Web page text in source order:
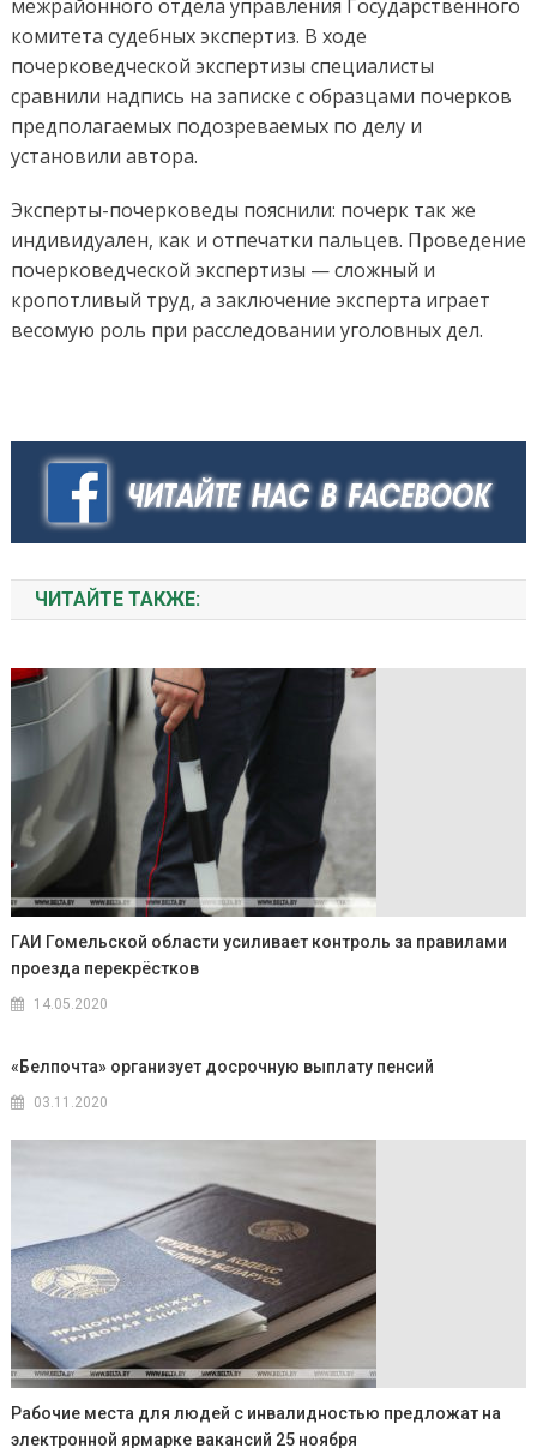
межрайонного отдела управления Государственного
комитета судебных экспертиз. В ходе
почерковедческой экспертизы специалисты
сравнили надпись на записке с образцами почерков
предполагаемых подозреваемых по делу и
установили автора.
Эксперты-почерковеды пояснили: почерк так же
индивидуален, как и отпечатки пальцев. Проведение
почерковедческой экспертизы — сложный и
кропотливый труд, а заключение эксперта играет
весомую роль при расследовании уголовных дел.
ЧИТАЙТЕ ТАКЖЕ:
ГАИ Гомельской области усиливает контроль за правилами
проезда перекрёстков
14.05.2020
«Белпочта» организует досрочную выплату пенсий
03.11.2020
Рабочие места для людей с инвалидностью предложат на
электронной ярмарке вакансий 25 ноября